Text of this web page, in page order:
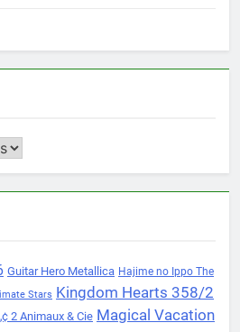
Guitar Hero Metallica Hajime no Ippo The
Stars Kingdom Hearts 358/2
2 Animaux & Cie Magical Vacation